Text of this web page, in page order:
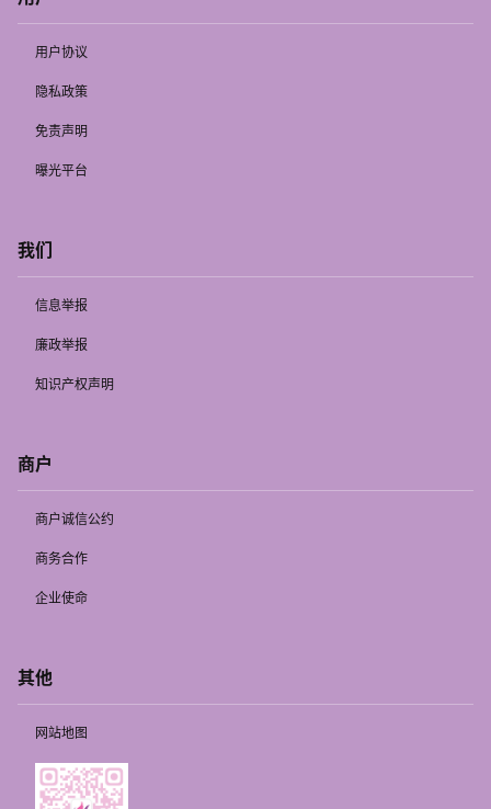
用户协议
隐私政策
免责声明
曝光平台
我们
信息举报
廉政举报
知识产权声明
商户
商户诚信公约
商务合作
企业使命
其他
网站地图